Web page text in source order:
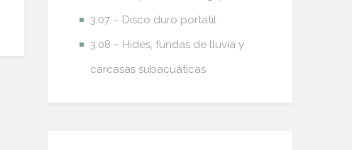
3.07 – Disco duro portatil
3.08 – Hides, fundas de lluvia y
carcasas subacuáticas